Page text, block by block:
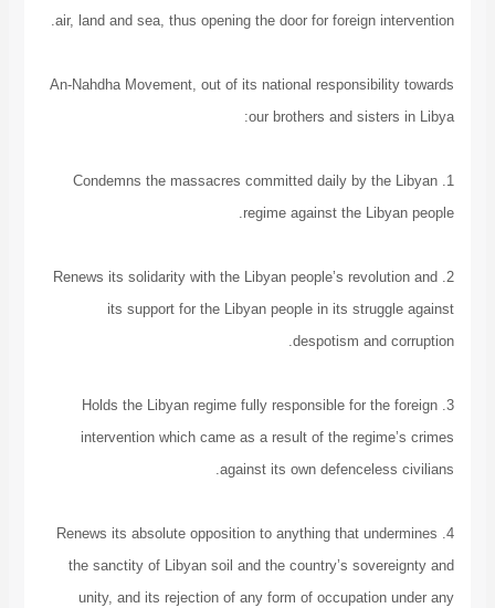
air, land and sea, thus opening the door for foreign
An-Nahdha Movement, out of its national
our brothers and
1. Condemns the massacres committed daily by
regime against the
2. Renews its solidarity with the Libyan people’s
its support for the Libyan people in its
despotism
3. Holds the Libyan regime fully responsible for
intervention which came as a result of the
against its own
4. Renews its absolute opposition to anything that
the sanctity of Libyan soil and the country’s
unity, and its rejection of any form of